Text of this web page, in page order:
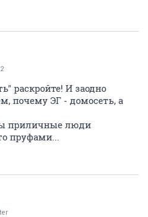
раскройте! И заодно
почему ЭГ - домосеть, а
приличные люди
пруфами...